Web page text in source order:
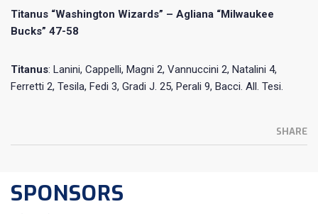
Titanus “Washington Wizards” – Agliana “Milwaukee
Bucks” 47-58
Titanus: Lanini, Cappelli, Magni 2, Vannuccini 2, Natalini 4,
Ferretti 2, Tesila, Fedi 3, Gradi J. 25, Perali 9, Bacci. All. Tesi.
SHARE
SPONSORS